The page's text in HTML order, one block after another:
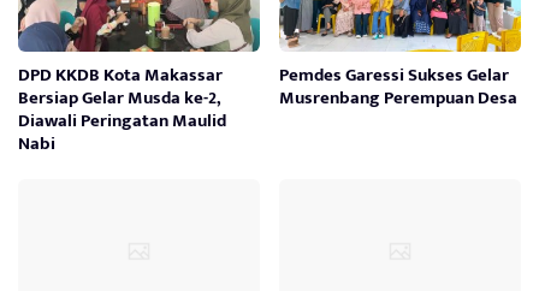
DPD KKDB Kota Makassar
Bersiap Gelar Musda ke-2,
Diawali Peringatan Maulid
Nabi
Pemdes Garessi Sukses Gelar
Musrenbang Perempuan Desa